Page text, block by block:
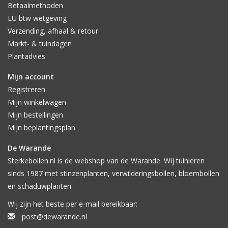
want de dahlia is niet winterhard. Als er na een goed
groeiseizoen ruim voldoende knollen zijn en er reeds een veilige
voorraad elders staat, kan met resterende knollen dit risico wel
genomen worden. Het scheelt namelijk wel veel werk.
Betaalmethoden
EU btw wetgeving
Verzending, afhaal & retour
Markt- & tuindagen
Plantadvies
Mijn account
Registreren
Mijn winkelwagen
Mijn bestellingen
Mijn beplantingsplan
De Warande
Sterkebollen.nl is de webshop van de Warande. Wij tuinieren
sinds 1987 met stinzenplanten, verwilderingsbollen, bloembollen
en schaduwplanten
Wij zijn het beste per e-mail bereikbaar:
post@dewarande.nl